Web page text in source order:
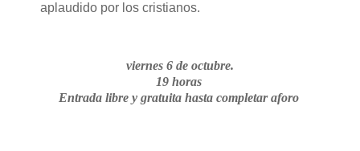
aplaudido por los cristianos.
viernes 6 de octubre.
19 horas
Entrada libre y gratuita hasta completar aforo